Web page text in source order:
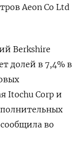
Aeon Co Ltd
Berkshire
долей в 7,4% в
Itochu Corp и
во